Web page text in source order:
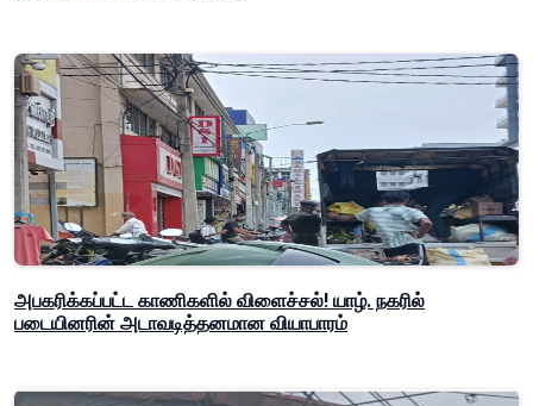
அபகரிக்கப்பட்ட காணிகளில் விளைச்சல்! யாழ். நகரில்
படையினரின் அடாவடித்தனமான வியாபாரம்